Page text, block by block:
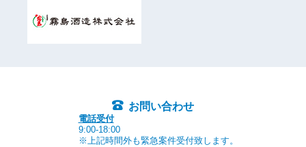
お問い合わせ
電話受付
9:00-18:00
※上記時間外も緊急案件受付致します。